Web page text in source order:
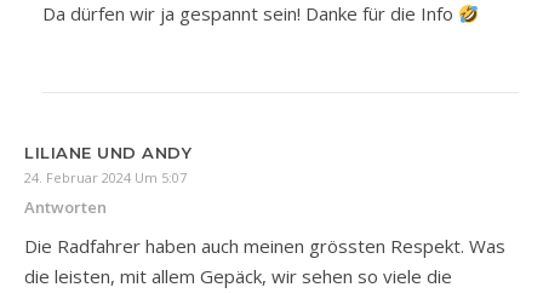
Da dürfen wir ja gespannt sein! Danke für die Info
LILIANE UND ANDY
24. Februar 2024 Um 5:07
Antworten
Die Radfahrer haben auch meinen grössten Respekt. Was
die leisten, mit allem Gepäck, wir sehen so viele die